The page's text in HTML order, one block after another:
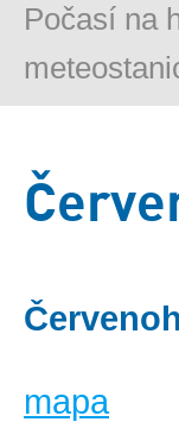
Počasí na
mapa